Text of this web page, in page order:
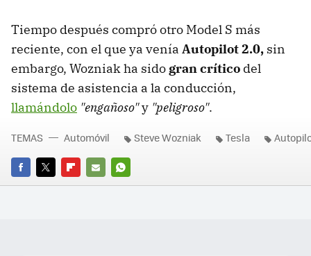
Tiempo después compró otro Model S más
reciente, con el que ya venía Autopilot 2.0, sin
embargo, Wozniak ha sido gran crítico del
sistema de asistencia a la conducción,
llamándolo "engañoso"y "peligroso".
FACEBOOK
TWITTERFLIPBOARD
E-
WHATSAPP
TEMAS Automóvil Steve Wozniak Tesla